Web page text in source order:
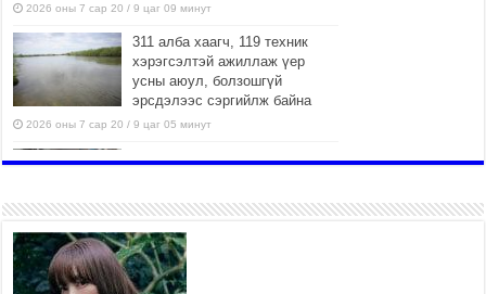
2026 оны 7 сар 20 / 9 цаг 09 минут
311 алба хаагч, 119 техник
хэрэгсэлтэй ажиллаж үер
усны аюул, болзошгүй
эрсдэлээс сэргийлж байна
2026 оны 7 сар 20 / 9 цаг 05 минут
Аяллаа зөв төлөвлөхийг
2026 оны 7 сар 16 / 11 цаг 50 минут
Үер усны болзошгүй аюулаас
сэргийлж, холбогдох
байгууллагууд өндөржүүлсэн